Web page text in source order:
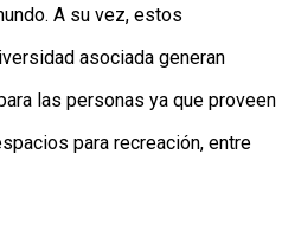
A su vez, estos
asociada generan
las personas ya que proveen
para recreación, entre